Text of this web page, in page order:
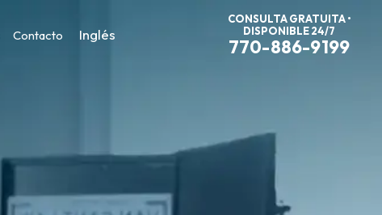
Contacto Inglés
CONSULTA GRATUITA •
DISPONIBLE 24/7
770-886-9199